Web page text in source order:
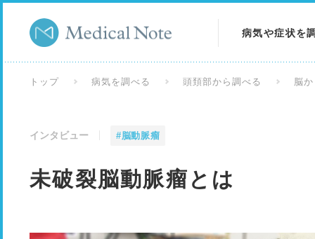
病気や症状を
トップ 病気を調べる 頭頚部から調べる 脳
インタビュー #脳動脈瘤
未破裂脳動脈瘤とは